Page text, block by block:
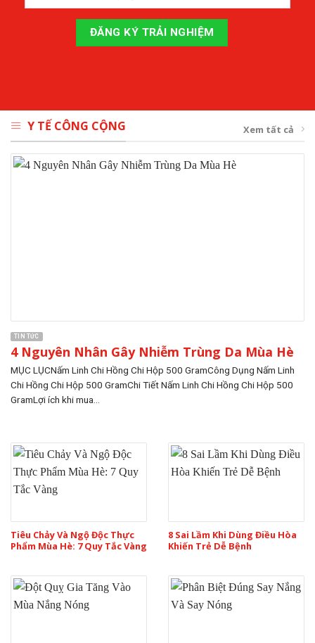
Y TẾ CÔNG CỘNG Xem tất cả
TIN TỨC
4 Nguyên Nhân Gây Nhiễm Trùng Da Mùa Hè
MỤC LỤCNấm Linh Chi Hồng Chi Hộp 500 GramCông Dụng Nấm Linh
Chi Hồng Chi Hộp 500 GramChi Tiết Nấm Linh Chi Hồng Chi Hộp 500
GramLợi ích khi mua...
Tiêu Chảy Và Ngộ Độc Thực
Phẩm Mùa Hè: 7 Quy Tắc Vàng
8 Sai Lầm Khi Dùng Điều Hòa
Khiến Trẻ Dễ Bệnh